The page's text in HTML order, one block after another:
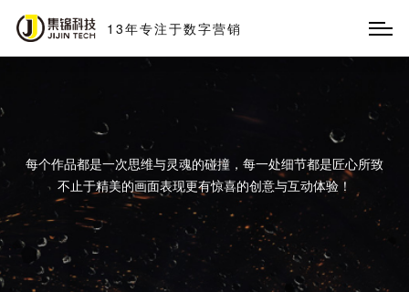
13年专注于数字营销
每个作品都是一次思维与灵魂的碰撞，每一处细节都是匠心所致
不止于精美的画面表现更有惊喜的创意与互动体验！